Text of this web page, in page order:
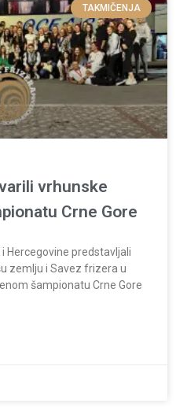
TAKMIČENJA
vrhunske
Crne Gore
Hercegovine predstavljali
zemlju i Savez frizera u
šampionatu Crne Gore